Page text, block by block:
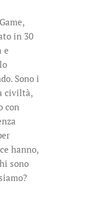
in 30
e
Sono i
civiltà,
con
hanno,
sono